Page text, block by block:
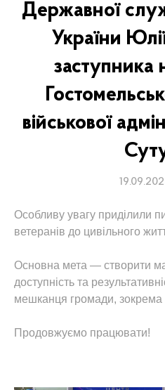
Державної
України
заступника
військової
Особливу увагу приділили
ветеранів до цивільного
Основна мета — створити
доступність та
мешканця громади, зокрема
Продовжуємо працювати!